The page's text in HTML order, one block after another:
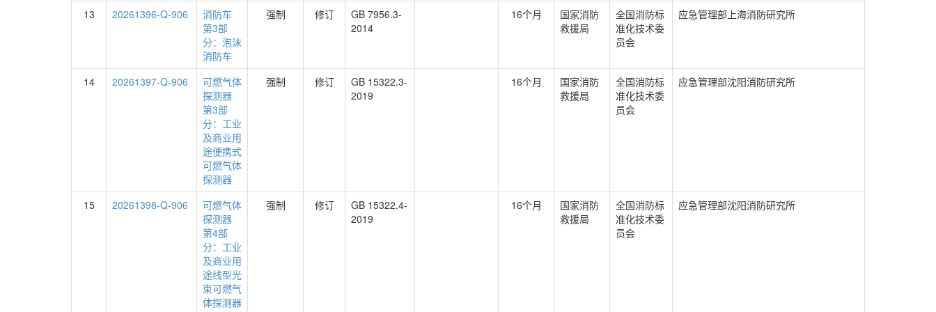
13 20261396-Q-906
消防车
第3部
分：泡沫
消防车
强制 修订
GB 7956.3-
2014
16个月
国家消防
救援局
全国消防标
准化技术委
员会
应急管理部上海消防研究所
14 20261397-Q-906
可燃气体
探测器
第3部
分：工业
及商业用
途便携式
可燃气体
探测器
强制 修订
GB 15322.3-
2019
16个月
国家消防
救援局
全国消防标
准化技术委
员会
应急管理部沈阳消防研究所
15 20261398-Q-906
可燃气体
探测器
第4部
分：工业
及商业用
途线型光
束可燃气
体探测器
强制 修订
GB 15322.4-
2019
16个月
国家消防
救援局
全国消防标
准化技术委
员会
应急管理部沈阳消防研究所